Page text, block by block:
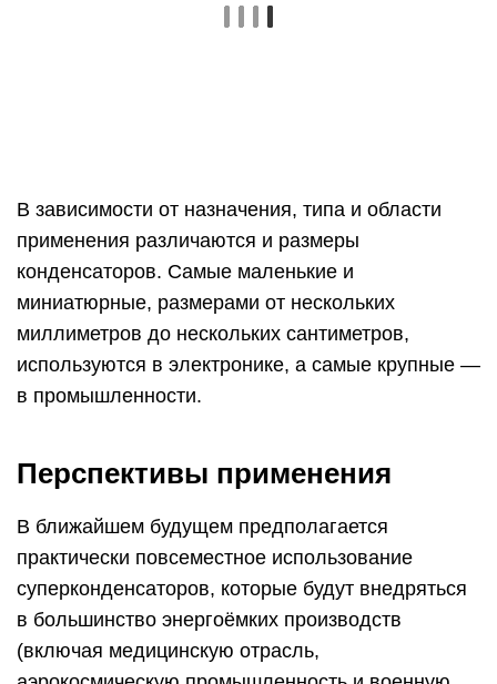
используются в электронике, а самые крупные —
практически повсеместное использование
суперконденсаторов, которые будут внедряться
в большинство энергоёмких производств
(включая медицинскую отрасль,
аэрокосмическую промышленность и военную
технику).
Одновременно с их внедрением всё более
в перспективе позволитполностью заменить
процесс интегрирования суперконденсаторов в
различные структуры современного
электронного производства, включая
изготовление управляющих и регулирующих
элементов.